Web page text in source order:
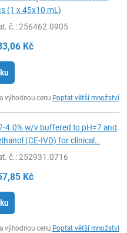
(1 x 45x10 mL)
č.: 256462.0905
Kč
výhodnou cenu Poptat větší množství
4.0% w/v buffered to pH=7 and
(CE-IVD) for clinical…
č.: 252931.0716
Kč
výhodnou cenu Poptat větší množství